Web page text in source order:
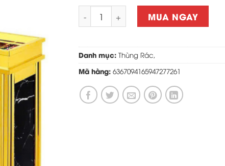
Quantity MUA NGAY
Danh mục: Thùng Rác,
Mã hàng: 6367094165947277261